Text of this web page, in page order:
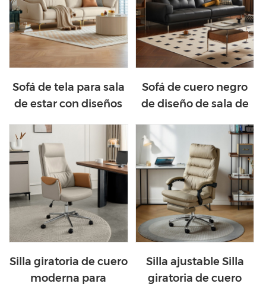
Sofá de tela para sala
de estar con diseños
PS222-A
Sofá de cuero negro
de diseño de sala de
PS160-A
Silla giratoria de cuero
moderna para
Silla ajustable Silla
giratoria de cuero